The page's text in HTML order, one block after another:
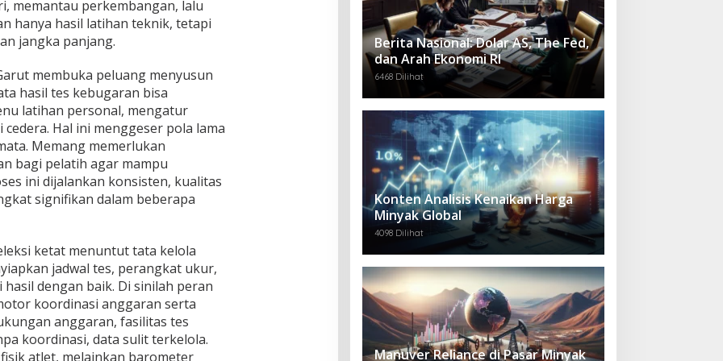
memantau perkembangan, lalu
hanya hasil latihan teknik, tetapi
jangka panjang.
membuka peluang menyusun
hasil tes kebugaran bisa
latihan personal, mengatur
Hal ini menggeser pola lama
Memang memerlukan
bagi pelatih agar mampu
ini dijalankan konsisten, kualitas
signifikan dalam beberapa
ketat menuntut tata kelola
jadwal tes, perangkat ukur,
dengan baik. Di sinilah peran
koordinasi anggaran serta
anggaran, fasilitas tes
koordinasi, data sulit terkelola.
atlet, melainkan barometer
Berita Nasional: Dolar AS, The Fed,
dan Arah Ekonomi RI
6468 Dilihat
Konten Analisis Kenaikan Harga
Minyak Global
4098 Dilihat
Manuver Reliance di Pasar Minyak